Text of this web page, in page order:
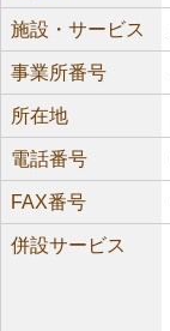
施設・サービス
事業所番号
所在地
電話番号
FAX番号
併設サービス